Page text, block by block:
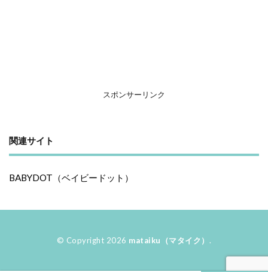
スポンサーリンク
関連サイト
BABYDOT（ベイビードット）
© Copyright 2026 mataiku（マタイク） .